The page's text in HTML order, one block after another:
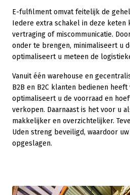
E-fulfilment omvat feitelijk de
Iedere extra schakel in deze keten
vertraging of miscommunicatie.
onder te brengen, minimaliseert u
optimaliseert u meteen de
Vanuit één warehouse en
B2B en B2C klanten bedienen
optimaliseert u de voorraad en
verkopen. Daarnaast is het voor u
makkelijker en overzichtelijker.
Uden streng beveiligd, waardoor
opgeslagen.